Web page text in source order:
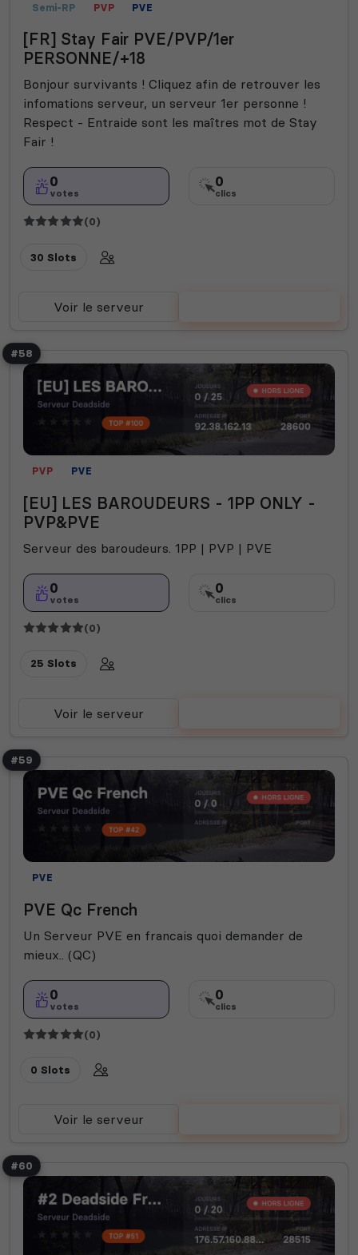
Semi-RP PVP PVE
[FR] Stay Fair PVE/PVP/1er
PERSONNE/+18
Bonjour survivants ! Cliquez afin de retrouver les
infomations serveur, un serveur 1er personne !
Respect - Entraide sont les maîtres mot de Stay
Fair !
0
votes
0
clics
(0)
30 Slots
Voir le serveur
#58
PVP PVE
[EU] LES BAROUDEURS - 1PP ONLY -
PVP&PVE
Serveur des baroudeurs. 1PP | PVP | PVE
0
votes
0
clics
(0)
25 Slots
Voir le serveur
#59
PVE
PVE Qc French
Un Serveur PVE en francais quoi demander de
mieux.. (QC)
0
votes
0
clics
(0)
0 Slots
Voir le serveur
#60